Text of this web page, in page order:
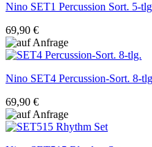
Nino SET1 Percussion Sort. 5-
69,90 €
Nino SET4 Percussion-Sort. 8-
69,90 €